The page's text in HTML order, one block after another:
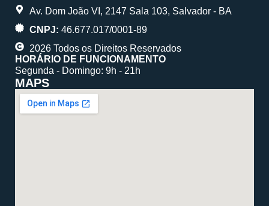
Av. Dom João VI, 2147 Sala 103, Salvador - BA
CNPJ: 46.677.017/0001-89
2026 Todos os Direitos Reservados
HORÁRIO DE FUNCIONAMENTO
Segunda - Domingo: 9h - 21h
MAPS